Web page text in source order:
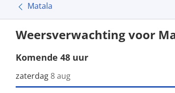
Matala
Weersverwachting voor
Komende 48 uur
zaterdag 8 aug